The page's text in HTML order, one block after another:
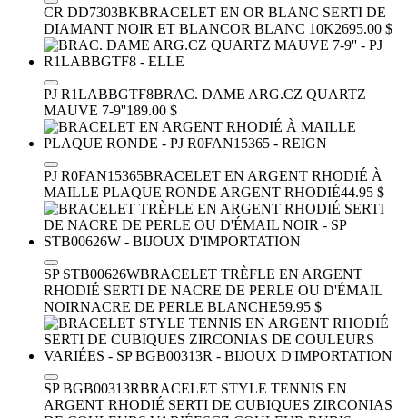
CR DD7303BKBRACELET EN OR BLANC SERTI DE
DIAMANT NOIR ET BLANCOR BLANC 10K2695.00 $
PJ R1LABBGTF8BRAC. DAME ARG.CZ QUARTZ
MAUVE 7-9''189.00 $
PJ R0FAN15365BRACELET EN ARGENT RHODIÉ À
MAILLE PLAQUE RONDE ARGENT RHODIÉ44.95 $
SP STB00626WBRACELET TRÈFLE EN ARGENT
RHODIÉ SERTI DE NACRE DE PERLE OU D'ÉMAIL
NOIRNACRE DE PERLE BLANCHE59.95 $
SP BGB00313RBRACELET STYLE TENNIS EN
ARGENT RHODIÉ SERTI DE CUBIQUES ZIRCONIAS